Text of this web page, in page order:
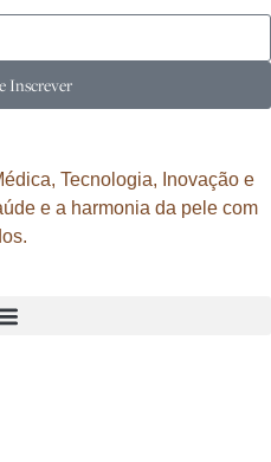
Inscrever
Tecnologia, Inovação e
e a harmonia da pele com